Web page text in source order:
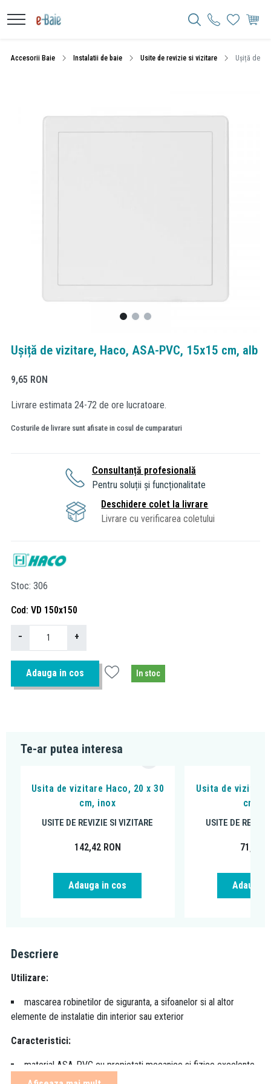
Accesorii Baie Instalatii de baie Usite de revizie si vizitare Ușiță de
Ușiță de vizitare, Haco, ASA-PVC, 15x15 cm, alb
9,65 RON
Livrare estimata 24-72 de ore lucratoare.
Costurile de livrare sunt afisate in cosul de cumparaturi
Consultanță profesională
Pentru soluții și funcționalitate
Deschidere colet la livrare
Livrare cu verificarea coletului
Stoc 306
Cod VD 150x150
− +
Adauga in cos In stoc
Te-ar putea interesa
Usita de vizitare Haco, 20 x 30
cm, inox
USITE DE REVIZIE SI VIZITARE
142,42 RON
Adauga in cos
Usita de vizitare
cm,
USITE DE
71,42
Adauga
Descriere
Utilizare:
mascarea robinetilor de siguranta, a sifoanelor si al altor
elemente de instalatie din interior sau exterior
Caracteristici:
material ASA-PVC cu propietati mecanice si fizice excelente
manifestate prin rezistenta ridicata la radiatii UV, apa sau